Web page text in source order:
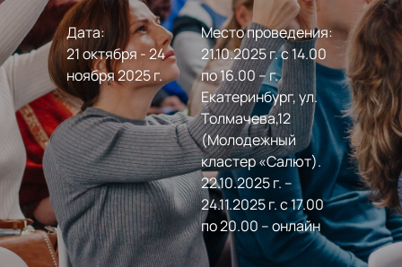
Дата:
21 октября - 24
ноября 2025 г.
Место проведения:
21.10.2025 г. с 14.00
по 16.00 – г.
Екатеринбург, ул.
Толмачева,12
(Молодежный
кластер «Салют).
22.10.2025 г. –
24.11.2025 г. с 17.00
по 20.00 – онлайн